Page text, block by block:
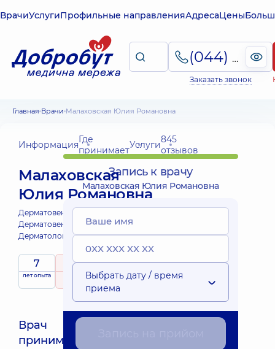
ВрачиУслугиПрофильные направленияАдресаЦены
(044) 495-2-888
Заказать звонок
Главная Врачи Малаховская Юлия Романовна
ИнформацияГде
принимаетУслуги845
отзывов
Малаховская
Юлия Романовна
Дерматовенеролог;
Дерматовенеролог детский;
Дерматолог-хирург;
7
лет опыта
4.9 / 5
рейтингна основе
845 отзывов
принимает
Врач
принимает
Запись к врачу
Малаховская Юлия Романовна
Выбрать дату / время
приема